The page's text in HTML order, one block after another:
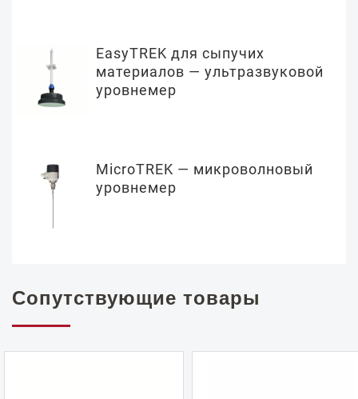
EasyTREK для сыпучих
материалов — ультразвуковой
уровнемер
MicroTREK — микроволновый
уровнемер
Сопутствующие товары